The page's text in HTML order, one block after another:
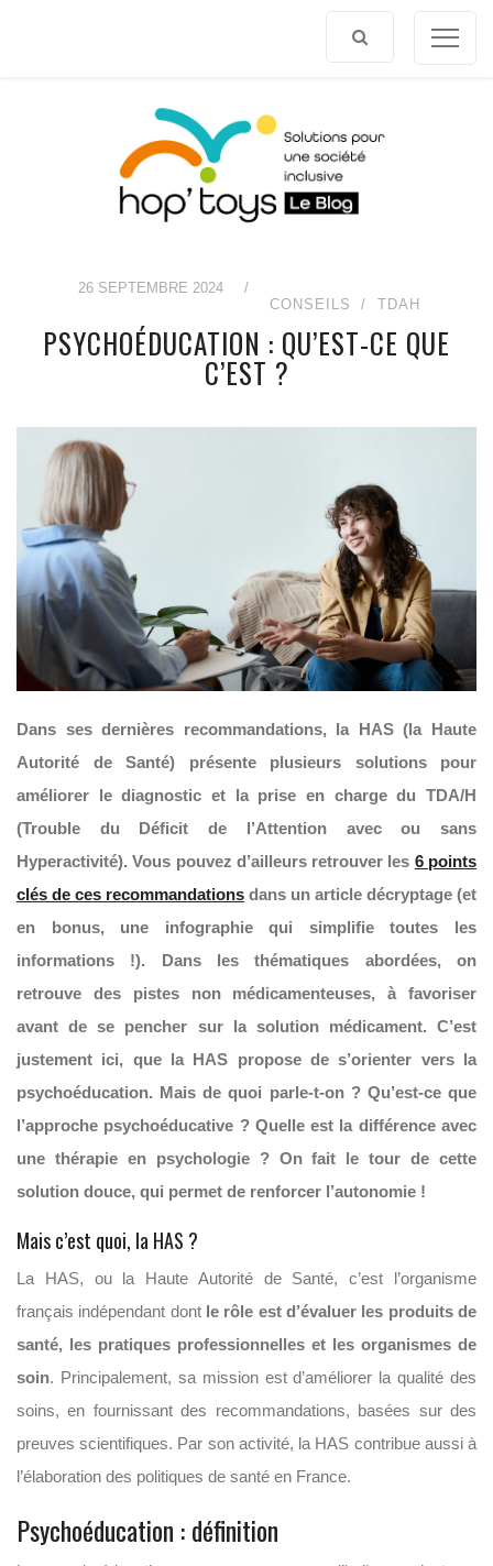
26 SEPTEMBRE 2024
/
CONSEILS
TDAH
PSYCHOÉDUCATION : QU’EST-CE QUE
C’EST ?
Dans ses dernières recommandations, la HAS (la Haute
Autorité de Santé) présente plusieurs solutions pour
améliorer le diagnostic et la prise en charge du TDA/H
(Trouble du Déficit de l’Attention avec ou sans
Hyperactivité). Vous pouvez d’ailleurs retrouver les 6 points
clés de ces recommandations dans un article décryptage (et
en bonus, une infographie qui simplifie toutes les
informations !). Dans les thématiques abordées, on
retrouve des pistes non médicamenteuses, à favoriser
avant de se pencher sur la solution médicament. C’est
justement ici, que la HAS propose de s’orienter vers la
psychoéducation. Mais de quoi parle-t-on ? Qu’est-ce que
l’approche psychoéducative ? Quelle est la différence avec
une thérapie en psychologie ? On fait le tour de cette
solution douce, qui permet de renforcer l’autonomie !
Mais c’est quoi, la HAS ?
La HAS, ou la Haute Autorité de Santé, c’est l’organisme
français indépendant dont le rôle est d’évaluer les produits de
santé, les pratiques professionnelles et les organismes de
soin. Principalement, sa mission est d’améliorer la qualité des
soins, en fournissant des recommandations, basées sur des
preuves scientifiques. Par son activité, la HAS contribue aussi à
l’élaboration des politiques de santé en France.
Psychoéducation : définition